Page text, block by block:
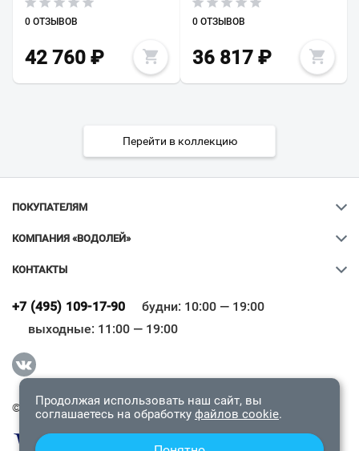
0 ОТЗЫВОВ
42 760 ₽
0 ОТЗЫВОВ
36 817₽
Перейти в коллекцию
ПОКУПАТЕЛЯМ
КОМПАНИЯ «ВОДОЛЕЙ»
КОНТАКТЫ
+7 (495) 109-17-90
будни: 10:00 — 19:00
выходные: 11:00 — 19:00
© 2009-2026 «Водолей Онлайн». Все права защищены.
Всё верно
Продолжая использовать наш сайт, вы
соглашаетесь на обработку файлов cookie.